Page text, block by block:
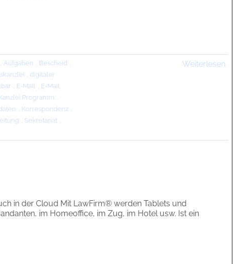
, Aufgaben , Bescheid ,
, digitaler
, E-Mail , E-Mail
Programm ,
, Korrespondenz ,
, Sekretariat ,
Weiterlesen
in der Cloud Mit LawFirm® werden Tablets und
im Homeoffice, im Zug, im Hotel usw. Ist ein